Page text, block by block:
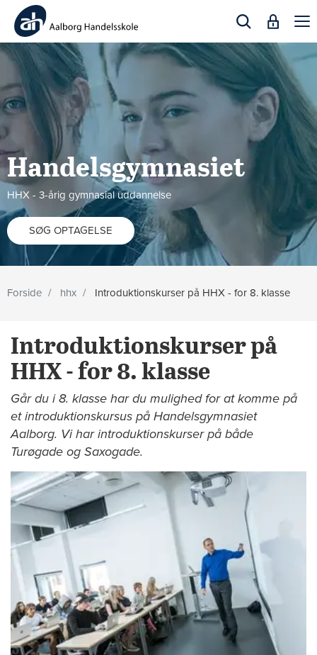
Handelsgymnasiet
HHX - 3-årig gymnasial uddannelse
SØG OPTAGELSE
Forside hhx Introduktionskurser på HHX - for 8. klasse
Introduktionskurser på
HHX - for 8. klasse
Går du i 8. klasse har du mulighed for at komme på
et introduktionskursus på Handelsgymnasiet
Aalborg. Vi har introduktionskurser på både
Turøgade og Saxogade.